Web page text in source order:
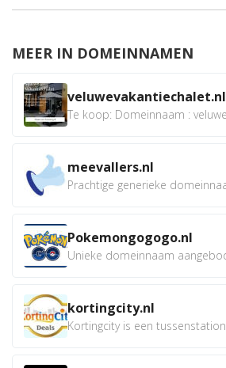
MEER IN DOMEINNAMEN
veluwevakantiechalet.nl
meevallers.nl
Pokemongogogo.nl
kortingcity.nl